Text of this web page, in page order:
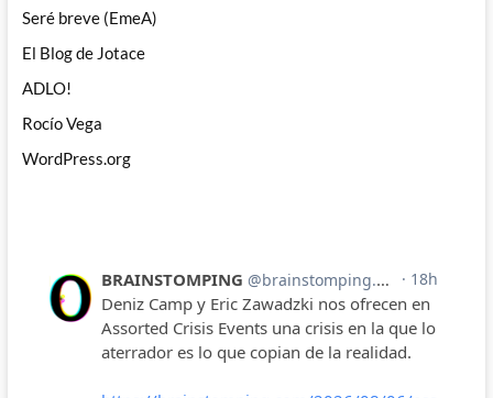
Seré breve (EmeA)
El Blog de Jotace
ADLO!
Rocío Vega
WordPress.org